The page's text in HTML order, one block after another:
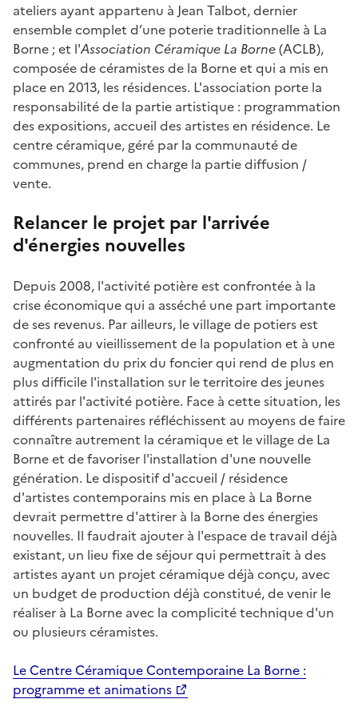
ateliers ayant appartenu à Jean Talbot, dernier
ensemble complet d’une poterie traditionnelle à La
Borne ; et l'Association Céramique La Borne(ACLB),
composée de céramistes de la Borne et qui a mis en
place en 2013, les résidences. L'association porte la
responsabilité de la partie artistique : programmation
des expositions, accueil des artistes en résidence. Le
centre céramique, géré par la communauté de
communes, prend en charge la partie diffusion /
vente.
Relancer le projet par l'arrivée
d'énergies nouvelles
Depuis 2008, l'activité potière est confrontée à la
crise économique qui a asséché une part importante
de ses revenus. Par ailleurs, le village de potiers est
confronté au vieillissement de la population et à une
augmentation du prix du foncier qui rend de plus en
plus difficile l'installation sur le territoire des jeunes
attirés par l'activité potière. Face à cette situation, les
différents partenaires réfléchissent au moyens de faire
connaître autrement la céramique et le village de La
Borne et de favoriser l'installation d'une nouvelle
génération. Le dispositif d'accueil / résidence
d'artistes contemporains mis en place à La Borne
devrait permettre d'attirer à la Borne des énergies
nouvelles. Il faudrait ajouter à l'espace de travail déjà
existant, un lieu fixe de séjour qui permettrait à des
artistes ayant un projet céramique déjà conçu, avec
un budget de production déjà constitué, de venir le
réaliser à La Borne avec la complicité technique d'un
ou plusieurs céramistes.
Le Centre Céramique Contemporaine La Borne :
programme et animations